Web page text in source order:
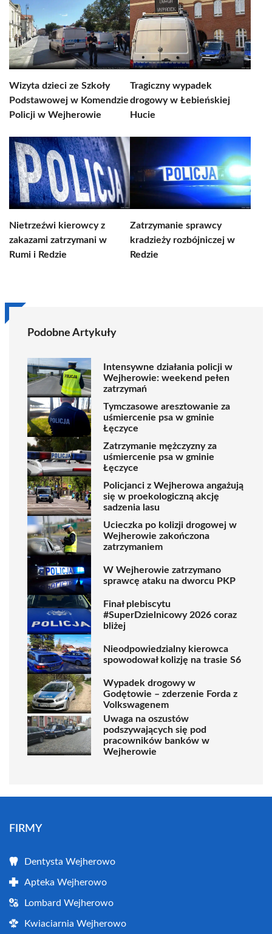
Wizyta dzieci ze Szkoły
Podstawowej w Komendzie
Policji w Wejherowie
Tragiczny wypadek
drogowy w Łebieńskiej
Hucie
Nietrzeźwi kierowcy z
zakazami zatrzymani w
Rumi i Redzie
Zatrzymanie sprawcy
kradzieży rozbójniczej w
Redzie
Podobne Artykuły
Intensywne działania policji w
Wejherowie: weekend pełen
zatrzymań
Tymczasowe aresztowanie za
uśmiercenie psa w gminie
Łęczyce
Zatrzymanie mężczyzny za
uśmiercenie psa w gminie
Łęczyce
Policjanci z Wejherowa angażują
się w proekologiczną akcję
sadzenia lasu
Ucieczka po kolizji drogowej w
Wejherowie zakończona
zatrzymaniem
W Wejherowie zatrzymano
sprawcę ataku na dworcu PKP
Finał plebiscytu
#SuperDzielnicowy 2026 coraz
bliżej
Nieodpowiedzialny kierowca
spowodował kolizję na trasie S6
Wypadek drogowy w
Godętowie – zderzenie Forda z
Volkswagenem
Uwaga na oszustów
podszywających się pod
pracowników banków w
Wejherowie
FIRMY
Dentysta Wejherowo
Apteka Wejherowo
Lombard Wejherowo
Kwiaciarnia Wejherowo